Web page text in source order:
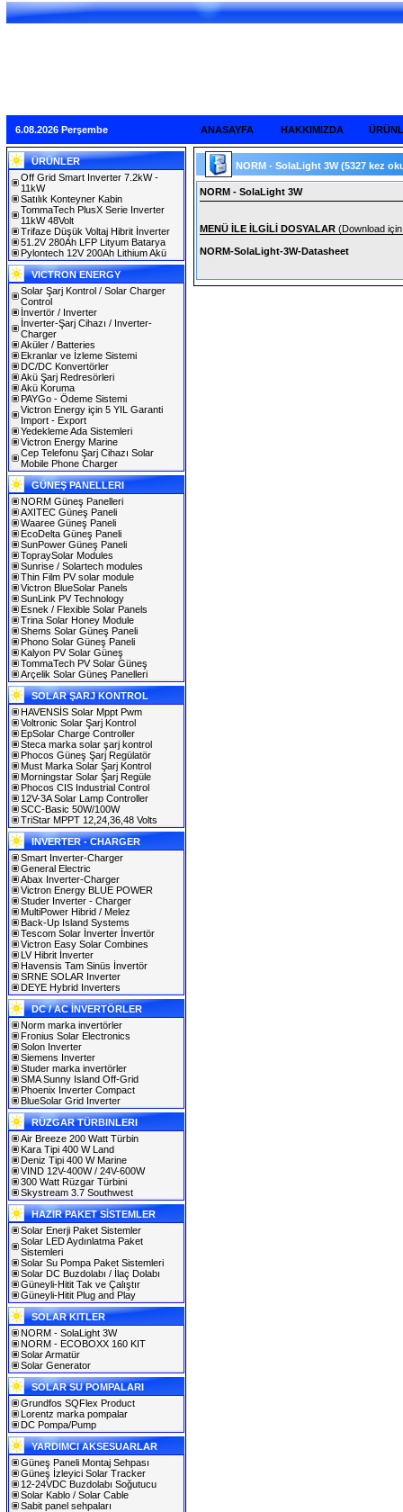
6.08.2026 Perşembe ANASAYFA HAKKIMIZDA
ÜRÜNLER
Off Grid Smart Inverter 7.2kW -
11kW
Satılık Konteyner Kabin
TommaTech PlusX Serie Inverter
11kW 48Volt
Trifaze Düşük Voltaj Hibrit İnverter
51.2V 280Ah LFP Lityum Batarya
Pylontech 12V 200Ah Lithium Akü
VICTRON ENERGY
Solar Şarj Kontrol / Solar Charger
Control
İnvertör / Inverter
İnverter-Şarj Cihazı / Inverter-
Charger
Aküler / Batteries
Ekranlar ve İzleme Sistemi
DC/DC Konvertörler
Akü Şarj Redresörleri
Akü Koruma
PAYGo - Ödeme Sistemi
Victron Energy için 5 YIL Garanti
Import - Export
Yedekleme Ada Sistemleri
Victron Energy Marine
Cep Telefonu Şarj Cihazı Solar
Mobile Phone Charger
GÜNEŞ PANELLERI
NORM Güneş Panelleri
AXITEC Güneş Paneli
Waaree Güneş Paneli
EcoDelta Güneş Paneli
SunPower Güneş Paneli
TopraySolar Modules
Sunrise / Solartech modules
Thin Film PV solar module
Victron BlueSolar Panels
SunLink PV Technology
Esnek / Flexible Solar Panels
Trina Solar Honey Module
Shems Solar Güneş Paneli
Phono Solar Güneş Paneli
Kalyon PV Solar Güneş
TommaTech PV Solar Güneş
Arçelik Solar Güneş Panelleri
SOLAR ŞARJ KONTROL
HAVENSİS Solar Mppt Pwm
Voltronic Solar Şarj Kontrol
EpSolar Charge Controller
Steca marka solar şarj kontrol
Phocos Güneş Şarj Regülatör
Must Marka Solar Şarj Kontrol
Morningstar Solar Şarj Regüle
Phocos CIS Industrial Control
12V-3A Solar Lamp Controller
SCC-Basic 50W/100W
TriStar MPPT 12,24,36,48 Volts
INVERTER - CHARGER
Smart Inverter-Charger
General Electric
Abax Inverter-Charger
Victron Energy BLUE POWER
Studer Inverter - Charger
MultiPower Hibrid / Melez
Back-Up Island Systems
Tescom Solar İnverter İnvertör
Victron Easy Solar Combines
LV Hibrit İnverter
Havensis Tam Sinüs İnvertör
SRNE SOLAR Inverter
DEYE Hybrid Inverters
DC / AC İNVERTÖRLER
Norm marka invertörler
Fronius Solar Electronics
Solon Inverter
Siemens Inverter
Studer marka invertörler
SMA Sunny Island Off-Grid
Phoenix Inverter Compact
BlueSolar Grid Inverter
RÜZGAR TÜRBINLERI
Air Breeze 200 Watt Türbin
Kara Tipi 400 W Land
Deniz Tipi 400 W Marine
VIND 12V-400W / 24V-600W
300 Watt Rüzgar Türbini
Skystream 3.7 Southwest
HAZIR PAKET SİSTEMLER
Solar Enerji Paket Sistemler
Solar LED Aydınlatma Paket
Sistemleri
Solar Su Pompa Paket Sistemleri
Solar DC Buzdolabı / İlaç Dolabı
Güneyli-Hitit Tak ve Çalıştır
Güneyli-Hitit Plug and Play
SOLAR KITLER
NORM - SolaLight 3W
NORM - ECOBOXX 160 KIT
Solar Armatür
Solar Generator
SOLAR SU POMPALARI
Grundfos SQFlex Product
Lorentz marka pompalar
DC Pompa/Pump
YARDIMCI AKSESUARLAR
Güneş Paneli Montaj Sehpası
Güneş İzleyici Solar Tracker
12-24VDC Buzdolabı Soğutucu
Solar Kablo / Solar Cable
Sabit panel sehpaları
NORM - SolaLight 3W(5327 kez
NORM - SolaLight 3W
MENÜ İLE İLGİLİ DOSYALAR (Download
NORM-SolaLight-3W-Datasheet